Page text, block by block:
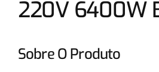
220V 6400W
Sobre O Produto